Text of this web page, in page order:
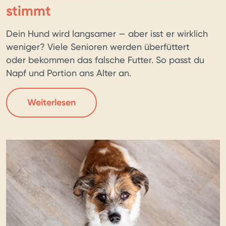
stimmt
Dein Hund wird langsamer — aber isst er wirklich
weniger? Viele Senioren werden überfüttert
oder bekommen das falsche Futter. So passt du
Napf und Portion ans Alter an.
Weiterlesen